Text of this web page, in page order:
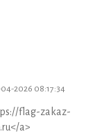
2026 08:17:34
flag-zakaz-
a>